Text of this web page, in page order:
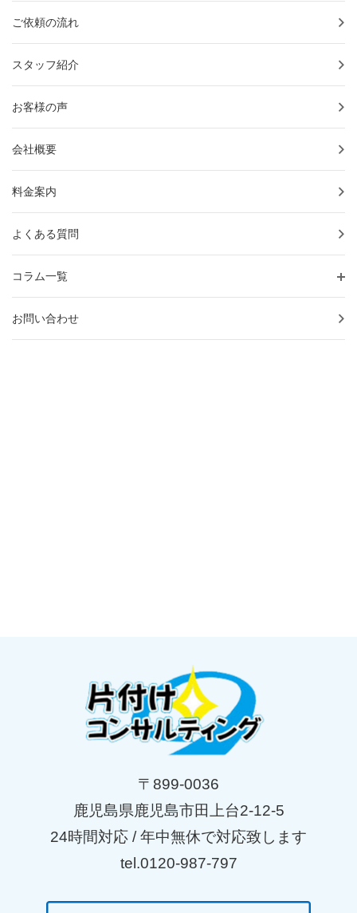
ご依頼の流れ
スタッフ紹介
お客様の声
会社概要
料金案内
よくある質問
コラム一覧
お問い合わせ
〒899-0036
鹿児島県鹿児島市田上台2-12-5
24時間対応 / 年中無休で対応致します
tel.0120-987-797